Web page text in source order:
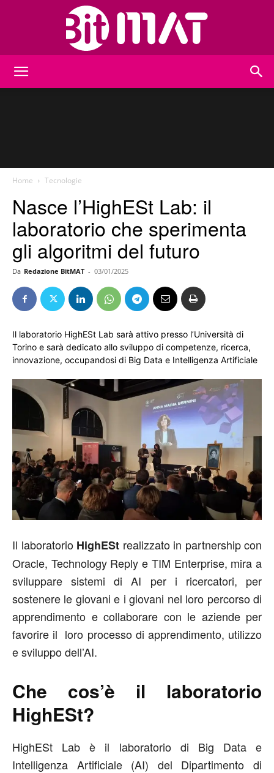
Home Tecnologie
Nasce l’HighESt Lab: il
laboratorio che sperimenta
gli algoritmi del futuro
Da Redazione BitMAT - 03/01/2025
Il laboratorio HighESt Lab sarà attivo presso l’Università di
Torino e sarà dedicato allo sviluppo di competenze, ricerca,
innovazione, occupandosi di Big Data e Intelligenza Artificiale
Il laboratorio HighESt realizzato in partnership con
Oracle, Technology Reply e TIM Enterprise, mira a
sviluppare sistemi di AI per i ricercatori, per
sostenere le giovani e i giovani nel loro percorso di
apprendimento e collaborare con le aziende per
favorire il loro processo di apprendimento, utilizzo
e sviluppo dell’AI.
Che cos’è il laboratorio
HighESt?
HighESt Lab è il laboratorio di Big Data e
Intelligenza Artificiale (AI) del Dipartimento di